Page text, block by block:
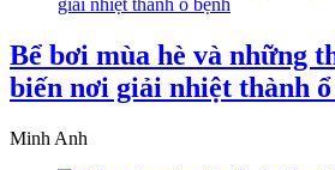
Bể bơi mùa hè và những
biến nơi giải nhiệt thành ổ
Minh Anh